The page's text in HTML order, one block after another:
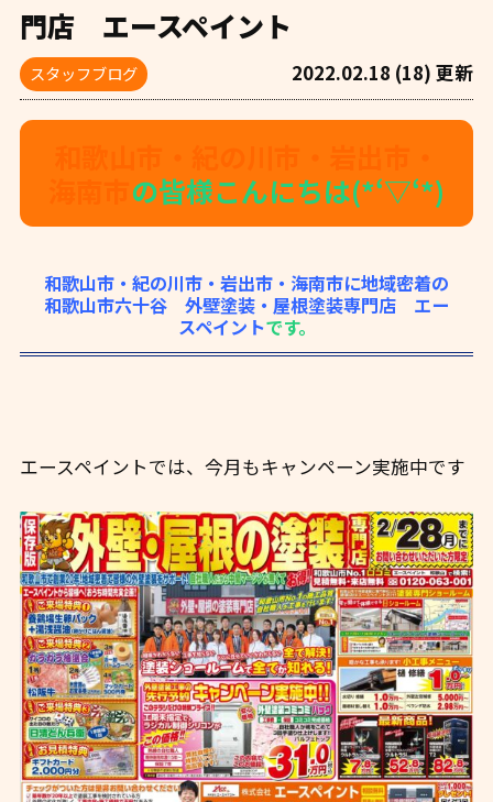
門店 エースペイント
スタッフブログ 2022.02.18 (18) 更新
の皆様こんにちは(*‘▽‘*)
和歌山市・紀の川市・岩出市・海南市に地域密着の
和歌山市六十谷 外壁塗装・屋根塗装専門店 エー
スペイントです。
エースペイントでは、今月もキャンペーン実施中です